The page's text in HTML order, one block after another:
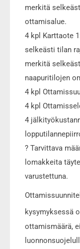
merkitä
ottamisalue.
4 kpl Karttaote
selkeästi tilan
merkitä
naapuritilojen
4 kpl
4 kpl
4
? Tarvittava
lomakkeita
varustettuna.
kysymyksessä
ottamismäärä,